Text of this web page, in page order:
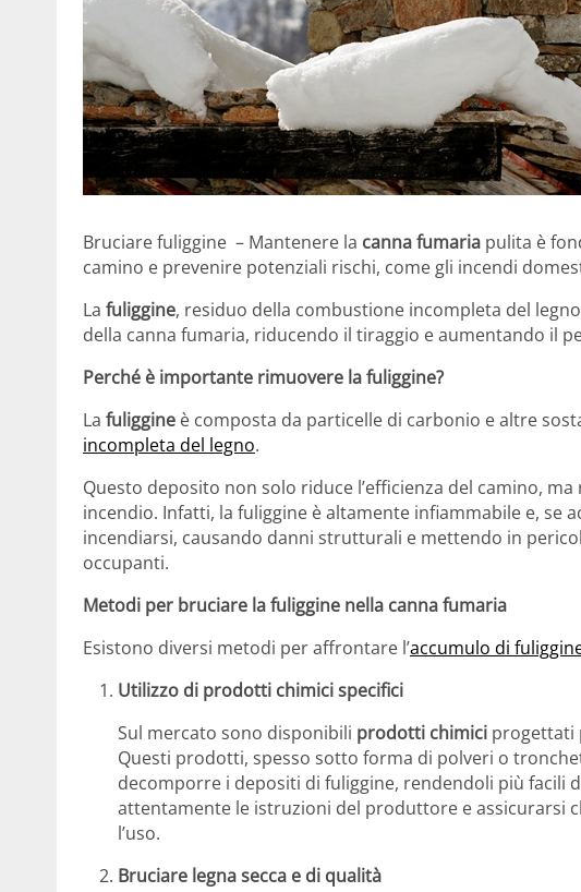
Bruciare fuliggine – Mantenere la canna fumaria pulita è
camino e prevenire potenziali rischi, come gli incendi
La fuliggine, residuo della combustione incompleta del
della canna fumaria, riducendo il tiraggio e aumentando il
Perché è importante rimuovere la fuliggine?
La fuliggine è composta da particelle di carbonio e altre
incompleta del legno.
Questo deposito non solo riduce l’efficienza del camino,
incendio. Infatti, la fuliggine è altamente infiammabile e, se
incendiarsi, causando danni strutturali e mettendo in
occupanti.
Metodi per bruciare la fuliggine nella canna fumaria
Esistono diversi metodi per affrontare l’accumulo di
Utilizzo di prodotti chimici specifici
Sul mercato sono disponibili prodotti chimici progettati
Questi prodotti, spesso sotto forma di polveri o
decomporre i depositi di fuliggine, rendendoli più facili
attentamente le istruzioni del produttore e assicurarsi
l’uso.
Bruciare legna secca e di qualità